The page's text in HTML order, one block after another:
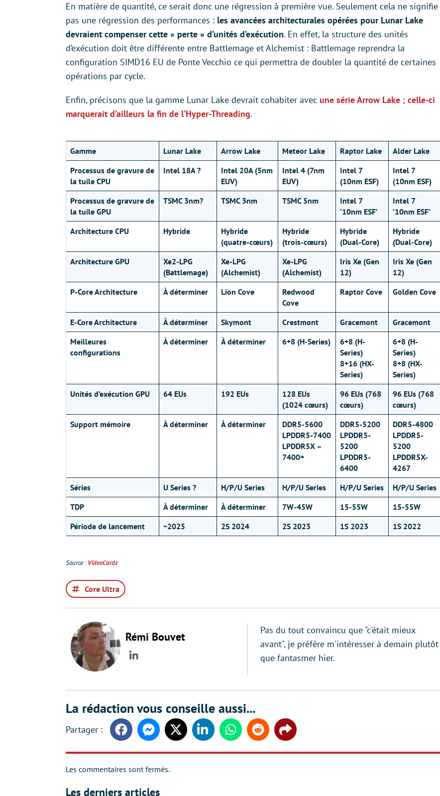
En matière de quantité, ce serait donc une régression à première vue. Seulement cela ne signifie
pas une régression des performances : les avancées architecturales opérées pour Lunar Lake
devraient compenser cette « perte » d’unités d’exécution. En effet, la structure des unités
d’exécution doit être différente entre Battlemage et Alchemist : Battlemage reprendra la
configuration SIMD16 EU de Ponte Vecchio ce qui permettra de doubler la quantité de certaines
opérations par cycle.
Enfin, précisons que la gamme Lunar Lake devrait cohabiter avec une série Arrow Lake ; celle-ci
marquerait d’ailleurs la fin de l’Hyper-Threading.
Gamme Lunar Lake Arrow Lake Meteor Lake Raptor Lake
Alder Lake
Processus de gravure de
la tuile CPU
Intel 18A ?
Intel 20A (5nm
EUV)
Intel 4 (7nm
EUV)
Intel 7
(10nm ESF)
Intel 7
(10nm ESF)
Processus de gravure de
la tuile GPU
TSMC 3nm? TSMC 3nm TSMC 5nm
Intel 7
’10nm ESF’
Intel 7
’10nm ESF’
Architecture CPU
Hybride
Hybride
(quatre-cœurs)
Hybride
(trois-cœurs)
Hybride
(Dual-Core)
Hybride
(Dual-Core)
Architecture GPU
Xe2-LPG
(Battlemage)
Xe-LPG
(Alchemist)
Xe-LPG
(Alchemist)
Iris Xe (Gen
12)
Iris Xe (Gen
12)
P-Core Architecture
À déterminer Lion Cove
Redwood
Cove
Raptor Cove Golden Cove
E-Core Architecture À déterminer Skymont Crestmont Gracemont
Gracemont
Meilleures
configurations
À déterminer À déterminer 6+8 (H-Series)
6+8 (H-
Series)
8+16 (HX-
Series)
6+8 (H-
Series)
8+8 (HX-
Series)
Unités d’exécution GPU
64 EUs 192 EUs
128 EUs
(1024 cœurs)
96 EUs (768
cœurs)
96 EUs (768
cœurs)
Support mémoire
À déterminer À déterminer
DDR5-5600
LPDDR5-7400
LPDDR5X –
7400+
DDR5-5200
LPDDR5-
5200
LPDDR5-
6400
DDR5-4800
LPDDR5-
5200
LPDDR5X-
4267
Séries
U Series ? H/P/U Series H/P/U Series H/P/U Series
H/P/U Series
TDP
À déterminer À déterminer 7W-45W 15-55W
15-55W
Période de lancement
~2025 2S 2024 2S 2023 1S 2023 1S 2022
Source :VideoCardz
Core Ultra
Rémi Bouvet
LinkedIn
Pas du tout convaincu que "c'était mieux
avant", je préfère m'intéresser à demain plutôt
que fantasmer hier.
La rédaction vous conseille aussi...
FacebookMessengerTwitter LinkedinWhatsappReddit Share
Les commentaires sont fermés.
Les derniers articles